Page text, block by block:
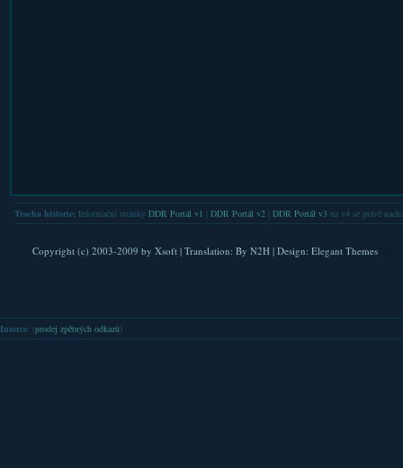
Trocha historie: Informační stránky DDR Portál v1 DDR Portál v2| DDR Portál v3na v4 se právě
Copyright (c) 2003-2009 by Xsoft| Translation: By N2H| Design: Elegant Themes
Inzerce: (prodej zpětných odkazů )